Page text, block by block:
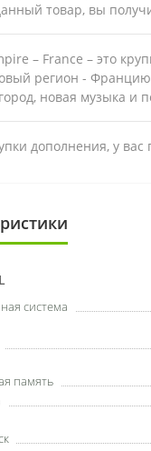
товар, вы
– France – это
регион -
новая музыка и
дополнения, у вас
система
память